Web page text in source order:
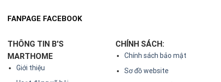
FANPAGE FACEBOOK
THÔNG TIN B'S
MARTHOME
Giới thiệu
CHÍNH SÁCH:
Chính sách bảo mật
Sơ đồ website